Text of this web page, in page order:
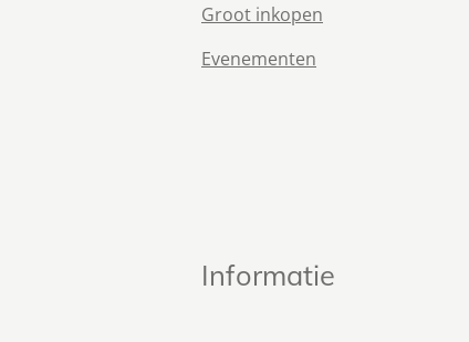
Groot inkopen
Evenementen
Informatie